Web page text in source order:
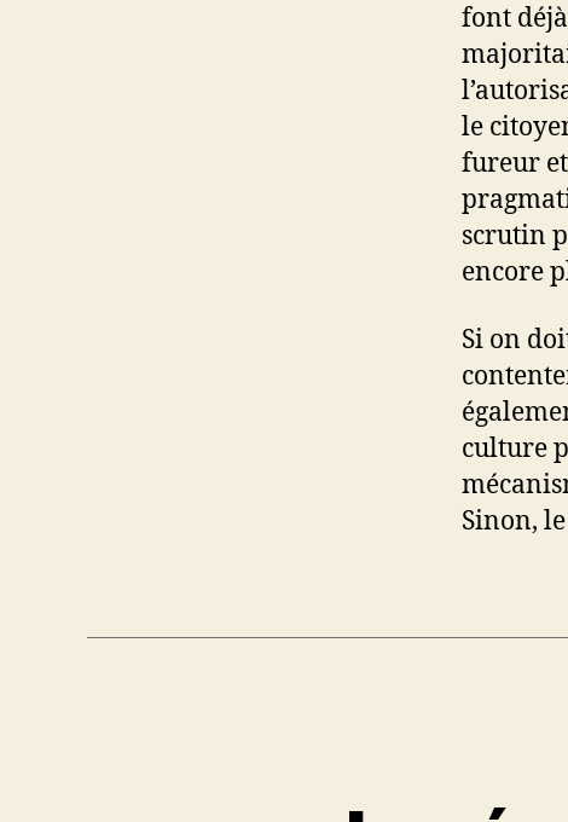
font
le
fureur
scrutin
encore
Si on
culture
Sinon,